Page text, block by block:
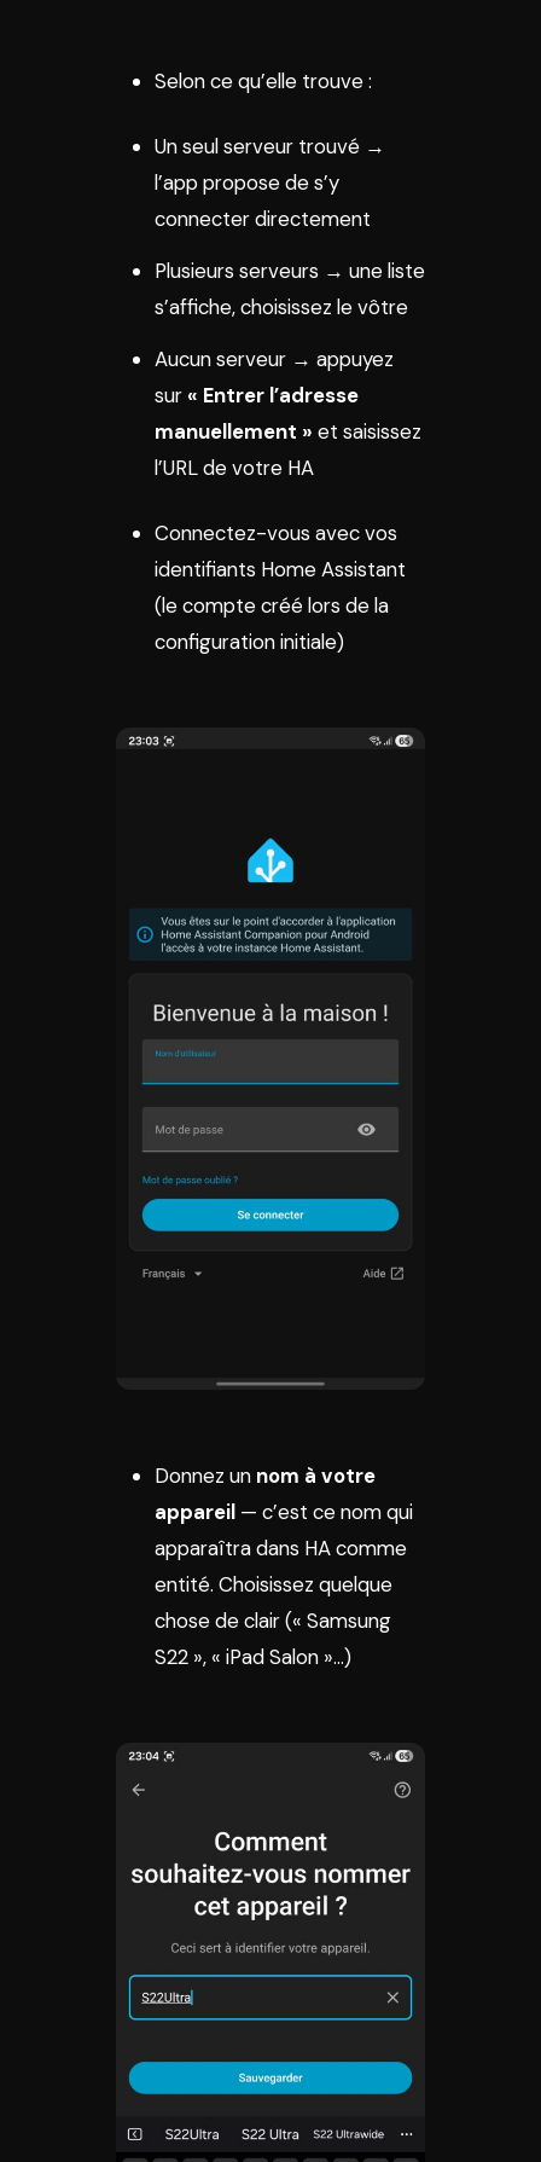
Selon ce qu’elle trouve :
Un seul serveur trouvé →
l’app propose de s’y
connecter directement
Plusieurs serveurs → une liste
s’affiche, choisissez le vôtre
Aucun serveur → appuyez
sur « Entrer l’adresse
manuellement » et saisissez
l’URL de votre HA
Connectez-vous avec vos
identifiants Home Assistant
(le compte créé lors de la
configuration initiale)
Donnez un nom à votre
appareil — c’est ce nom qui
apparaîtra dans HA comme
entité. Choisissez quelque
chose de clair (« Samsung
S22 », « iPad Salon »…)